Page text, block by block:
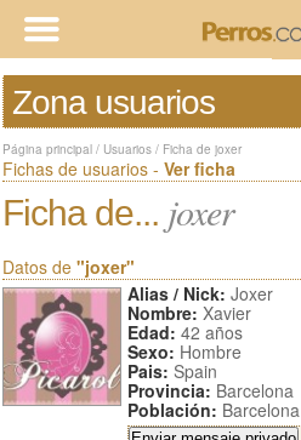
Zona usuarios
Página principal / Usuarios / Ficha de joxer
Fichas de usuarios - Ver ficha
Ficha de... joxer
Datos de "joxer"
Alias / Nick: Joxer
Nombre: Xavier
Edad: 42 años
Sexo: Hombre
Pais: Spain
Provincia: Barcelona
Población: Barcelona